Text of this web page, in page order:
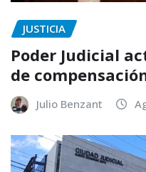
JUSTICIA
Poder Judicial
de
Julio Benzant